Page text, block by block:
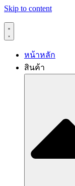
Skip to content
หน้าหลัก
สินค้า